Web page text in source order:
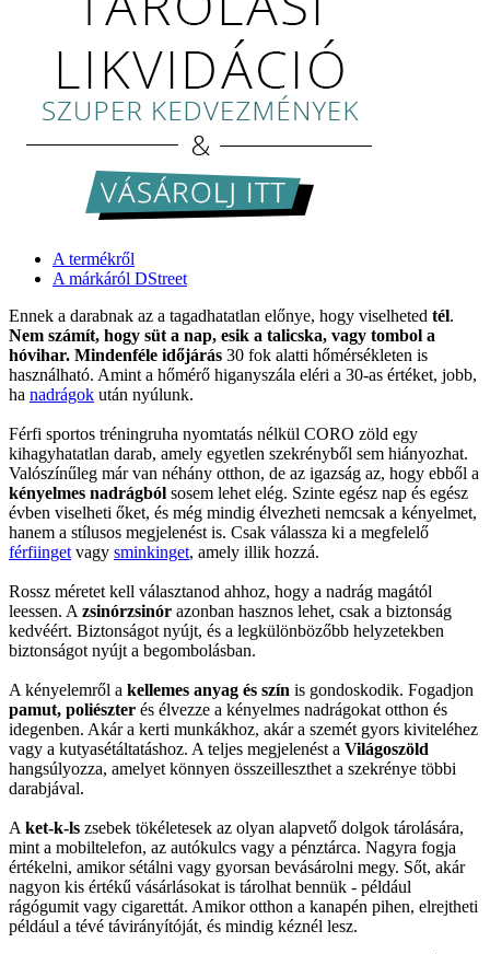
A termékről
A márkáról DStreet
Ennek a darabnak az a tagadhatatlan előnye, hogy viselheted tél.
Nem számít, hogy süt a nap, esik a talicska, vagy tombol a
hóvihar. Mindenféle időjárás 30 fok alatti hőmérsékleten is
használható. Amint a hőmérő higanyszála eléri a 30-as értéket, jobb,
ha nadrágok után nyúlunk.
Férfi sportos tréningruha nyomtatás nélkül CORO zöld egy
kihagyhatatlan darab, amely egyetlen szekrényből sem hiányozhat.
Valószínűleg már van néhány otthon, de az igazság az, hogy ebből a
kényelmes nadrágból sosem lehet elég. Szinte egész nap és egész
évben viselheti őket, és még mindig élvezheti nemcsak a kényelmet,
hanem a stílusos megjelenést is. Csak válassza ki a megfelelő
férfiinget vagy sminkinget, amely illik hozzá.
Rossz méretet kell választanod ahhoz, hogy a nadrág magától
leessen. A zsinórzsinór azonban hasznos lehet, csak a biztonság
kedvéért. Biztonságot nyújt, és a legkülönbözőbb helyzetekben
biztonságot nyújt a begombolásban.
A kényelemről a kellemes anyag és szín is gondoskodik. Fogadjon
pamut, poliészter és élvezze a kényelmes nadrágokat otthon és
idegenben. Akár a kerti munkákhoz, akár a szemét gyors kiviteléhez
vagy a kutyasétáltatáshoz. A teljes megjelenést a Világoszöld
hangsúlyozza, amelyet könnyen összeilleszthet a szekrénye többi
darabjával.
A ket-k-ls zsebek tökéletesek az olyan alapvető dolgok tárolására,
mint a mobiltelefon, az autókulcs vagy a pénztárca. Nagyra fogja
értékelni, amikor sétálni vagy gyorsan bevásárolni megy. Sőt, akár
nagyon kis értékű vásárlásokat is tárolhat bennük - például
rágógumit vagy cigarettát. Amikor otthon a kanapén pihen, elrejtheti
például a tévé távirányítóját, és mindig kéznél lesz.